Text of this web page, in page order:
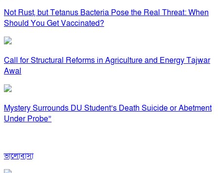
Not Rust, but Tetanus Bacteria Pose the Real Threat: When
Should You Get Vaccinated?
Call for Structural Reforms in Agriculture and Energy Tajwar
Awal
Mystery Surrounds DU Student’s Death Suicide or Abetment
Under Probe”
ভালোবাসা